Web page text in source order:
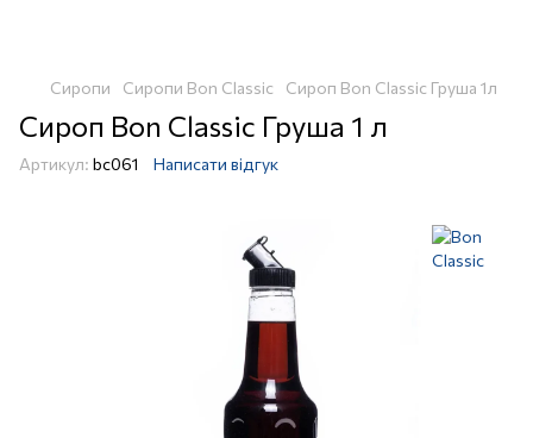
Сиропи Сиропи Bon Classic Сироп Bon Classic Груша 1л
Сироп Bon Classic Груша 1 л
Артикул: bc061 Написати відгук